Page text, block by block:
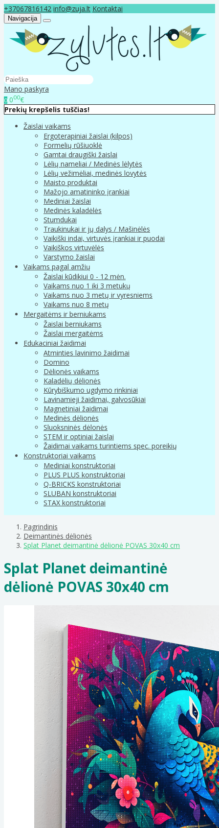
+37067816142 info@zuja.lt Kontaktai
Navigacija
Mano paskyra
0 000€
Prekių krepšelis tuščias!
Žaislai vaikams
Ergoterapiniai žaislai (kilpos)
Formelių rūšiuoklė
Gamtai draugiški žaislai
Lėlių nameliai / Medinės lėlytės
Lėlių vežimėliai, medinės lovytės
Maisto produktai
Mažojo amatininko įrankiai
Mediniai žaislai
Medinės kaladėlės
Stumdukai
Traukinukai ir jų dalys / Mašinėlės
Vaikiški indai, virtuvės įrankiai ir puodai
Vaikiškos virtuvėlės
Varstymo žaislai
Vaikams pagal amžių
Žaislai kūdikiui 0 - 12 mėn.
Vaikams nuo 1 iki 3 metukų
Vaikams nuo 3 metų ir vyresniems
Vaikams nuo 8 metų
Mergaitėms ir berniukams
Žaislai berniukams
Žaislai mergaitėms
Edukaciniai žaidimai
Atminties lavinimo žaidimai
Domino
Dėlionės vaikams
Kaladėlių dėlionės
Kūrybiškumo ugdymo rinkiniai
Lavinamieji žaidimai, galvosūkiai
Magnetiniai žaidimai
Medinės dėlionės
Sluoksninės dėlonės
STEM ir optiniai žaislai
Žaidimai vaikams turintiems spec. poreikių
Konstruktoriai vaikams
Mediniai konstruktoriai
PLUS PLUS konstruktoriai
Q-BRICKS konstruktoriai
SLUBAN konstruktoriai
STAX konstruktoriai
Pagrindinis
Deimantinės dėlionės
Splat Planet deimantinė dėlionė POVAS 30x40 cm
Splat Planet deimantinė
dėlionė POVAS 30x40 cm